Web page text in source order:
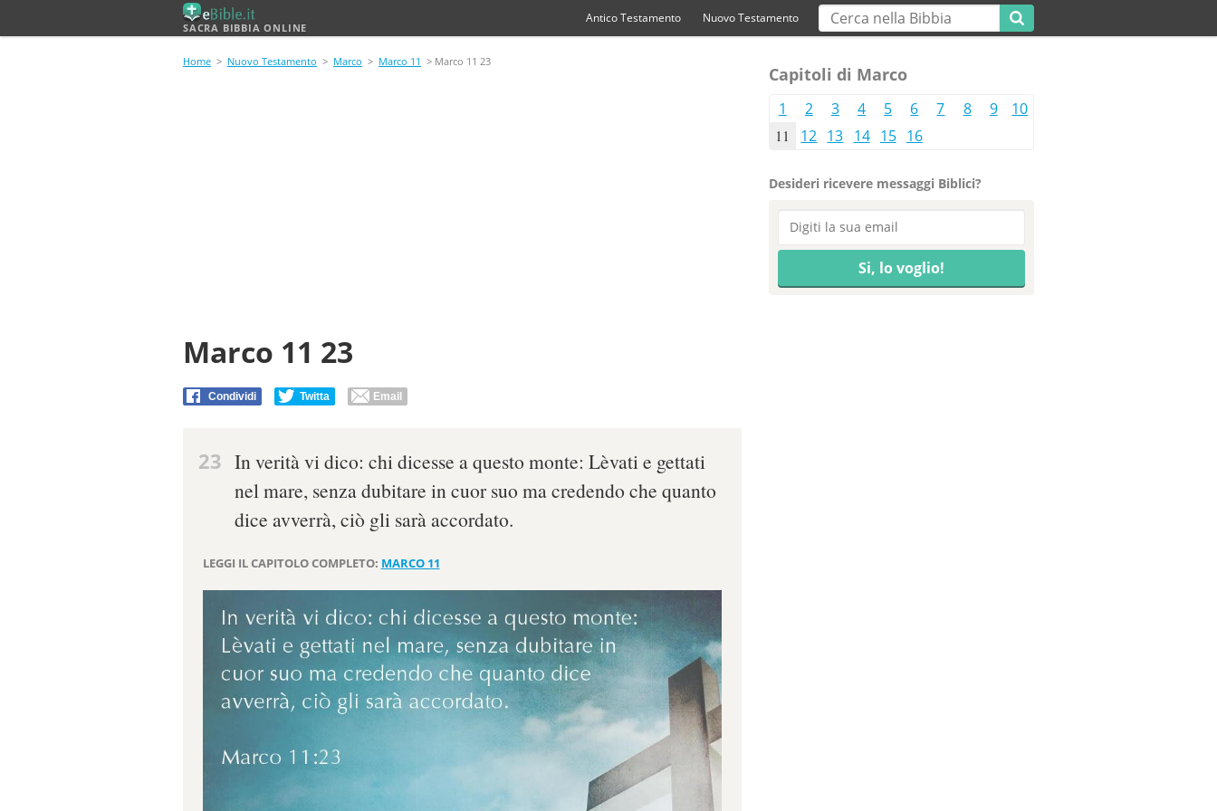
SACRA BIBBIA ONLINE
Antico Testamento Nuovo Testamento
Home > Nuovo Testamento > Marco > Marco 11 > Marco 11 23
Marco 11 23
Condividi Twitta Email
23 In verità vi dico: chi dicesse a questo monte: Lèvati e gettati
nel mare, senza dubitare in cuor suo ma credendo che quanto
dice avverrà, ciò gli sarà accordato.
LEGGI IL CAPITOLO COMPLETO: MARCO 11
Capitoli di Marco
1 2 3 4 5 6 7 8 9 10
11 12 13 14 15 16
Desideri ricevere messaggi Biblici?